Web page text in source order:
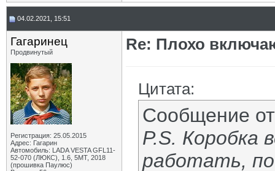
04.02.2021, 15:51
Гагаринец
Продвинутый
Регистрация: 25.05.2015
Адрес: Гагарин
Автомобиль: LADA VESTA GFL11-
52-070 (ЛЮКС), 1.6, 5МТ, 2018
(прошивка Паулюс)
Re: Плохо
Цитата:
Сообщение
P.S. Коробка
работать,